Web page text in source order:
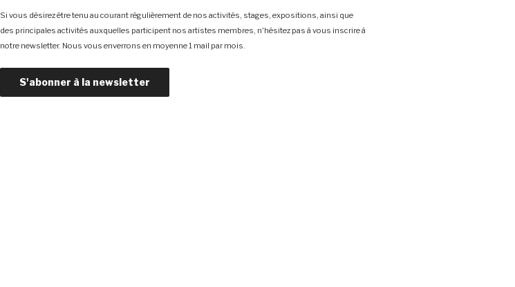
Si vous désirez être tenu au courant régulièrement de nos activités, stages, expositions, ainsi que
des principales activités auxquelles participent nos artistes membres, n'hésitez pas à vous inscrire à
notre newsletter. Nous vous enverrons en moyenne 1 mail par mois.